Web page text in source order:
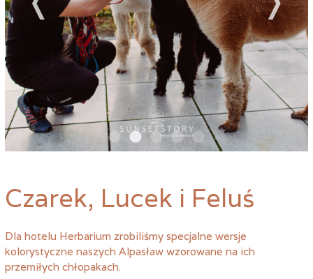
Czarek, Lucek i Feluś
Dla hotelu Herbarium zrobiliśmy specjalne wersje
kolorystyczne naszych Alpasław wzorowane na ich
przemiłych chłopakach.